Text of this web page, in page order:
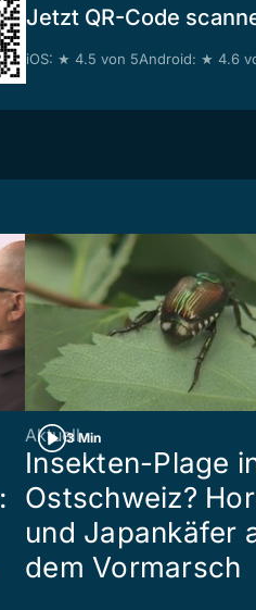
Jetzt QR-Code
iOS: ★ 4.5 von 5Android: ★ 4.6
3 Min
Aktuell
Insekten-Plage
Ostschweiz?
und Japankäfer
dem Vormarsch